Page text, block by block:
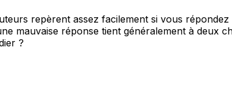
repèrent assez facilement si vous
mauvaise réponse tient généralement à deux
?